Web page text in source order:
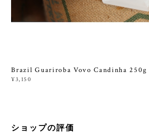
Brazil Guariroba Vovo Candinha 250g
¥3,150
ショップの評価